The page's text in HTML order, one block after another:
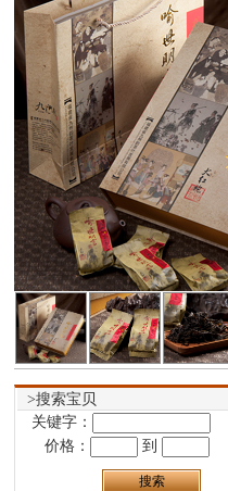
>搜索宝贝
关键字：
价格：
到